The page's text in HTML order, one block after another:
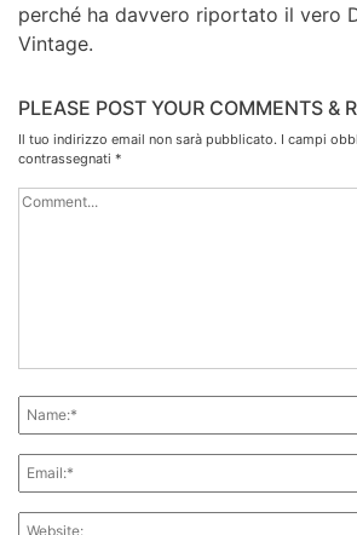
perché ha davvero riportato il vero
Vintage.
PLEASE POST YOUR COMMENTS &
Il tuo indirizzo email non sarà pubblicato. I campi
contrassegnati *